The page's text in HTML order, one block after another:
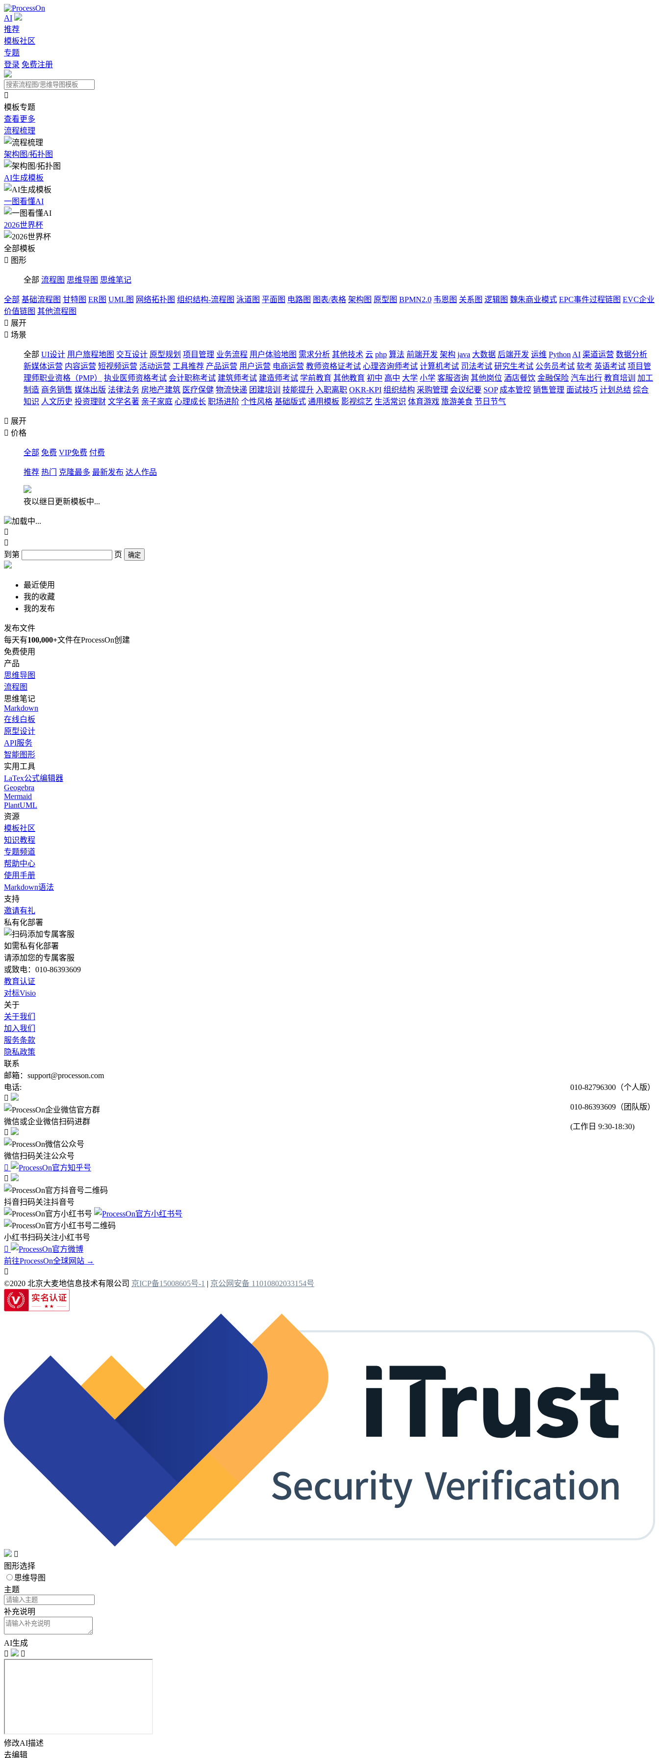
AI
推荐
模板社区
专题
登录 免费注册

模板专题
查看更多
流程梳理
架构图/拓扑图
AI生成模板
一图看懂AI
2026世界杯
全部模板
 图形
全部 流程图 思维导图 思维笔记
全部 基础流程图 甘特图 ER图 UML图 网络拓扑图 组织结构-流程图 泳道图 平面图 电路图 图表/表格 架构图 原型图 BPMN2.0 韦恩图 关系图 逻辑图 魏朱商业模式 EPC事件过程链图 EVC企业
价值链图 其他流程图
 展开
 场景
全部 UI设计 用户旅程地图 交互设计 原型规划 项目管理 业务流程 用户体验地图 需求分析 其他技术 云 php 算法 前端开发 架构 java 大数据 后端开发 运维 Python AI 渠道运营 数据分析
新媒体运营 内容运营 短视频运营 活动运营 工具推荐 产品运营 用户运营 电商运营 教师资格证考试 心理咨询师考试 计算机考试 司法考试 研究生考试 公务员考试 软考 英语考试 项目管
理师职业资格（PMP）
执业医师资格考试 会计职称考试 建筑师考试 建造师考试 学前教育 其他教育 初中 高中 大学 小学 客服咨询 其他岗位 酒店餐饮 金融保险 汽车出行 教育培训
加工
制造 商务销售 媒体出版 法律法务 房地产建筑 医疗保健 物流快递 团建培训 技能提升 入职离职 OKR-KPI 组织结构 采购管理 会议纪要 SOP 成本管控 销售管理 面试技巧 计划总结 综合
知识 人文历史 投资理财 文学名著 亲子家庭 心理成长 职场进阶 个性风格 基础版式 通用模板 影视综艺 生活常识 体育游戏 旅游美食 节日节气
 展开
 价格
全部 免费 VIP免费 付费
推荐 热门 克隆最多 最新发布 达人作品
夜以继日更新模板中...
加载中...


到第
页 确定
最近使用
我的收藏
我的发布
发布文件
每天有100,000+文件在ProcessOn创建
免费使用
产品
思维导图
流程图
思维笔记
Markdown
在线白板
原型设计
API服务
智能图形
实用工具
LaTex公式编辑器
Geogebra
Mermaid
PlantUML
资源
模板社区
知识教程
专题频道
帮助中心
使用手册
Markdown语法
支持
邀请有礼
私有化部署
如需私有化部署
请添加您的专属客服
或致电：010-86393609
教育认证
对标Visio
关于
关于我们
加入我们
服务条款
隐私政策
联系
邮箱：support@processon.com
电话:
010-82796300（个人版）
010-86393609（团队版）
(工作日 9:30-18:30)

微信或企业微信扫码进群

微信扫码关注公众号


抖音扫码关注抖音号
小红书扫码关注小红书号

前往ProcessOn全球网站 →

©2020 北京大麦地信息技术有限公司 京ICP备15008605号-1 | 京公网安备 11010802033154号

图形选择
思维导图
主题
补充说明
AI生成


修改AI描述
去编辑